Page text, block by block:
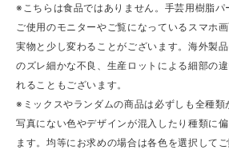
※こちらは食品ではありません。手芸用樹脂パ
ご使用のモニターやご覧になっているスマホ
実物と少し変わることがございます。海外製
のズレ細かな不良、生産ロットによる細部の
れることもございます。
※ミックスやランダムの商品は必ずしも全種類
写真にない色やデザインが混入したり種類に
ます。均等にお求めの場合は各色を選択して